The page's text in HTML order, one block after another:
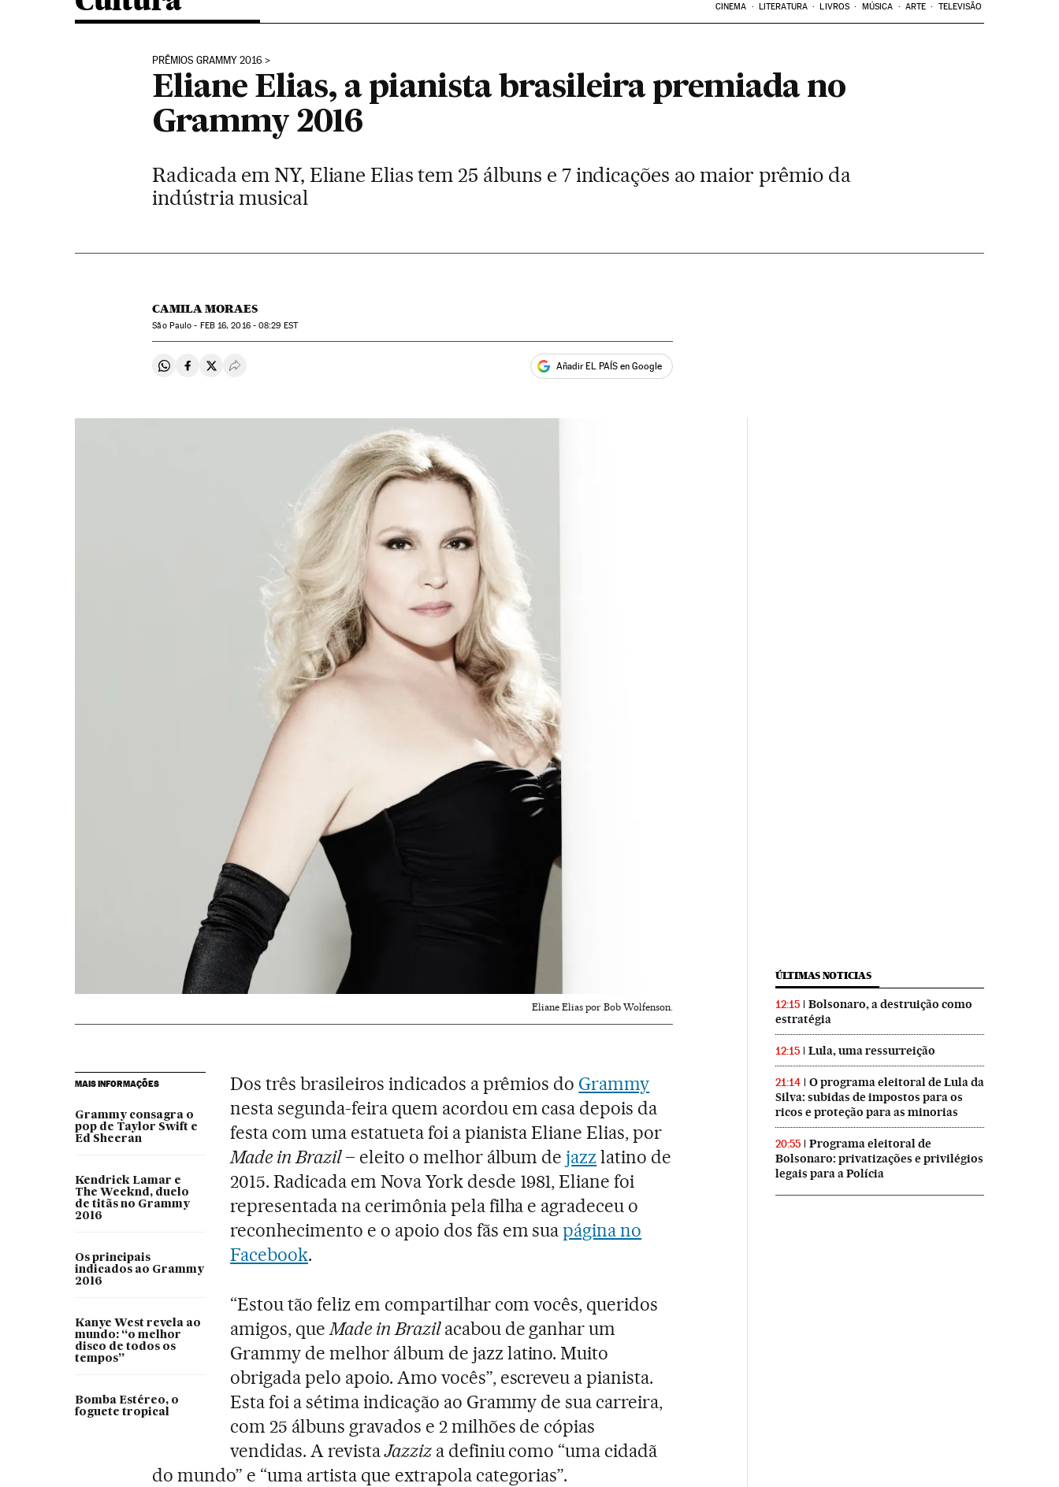
CINEMA LITERATURA LIVROS MÚSICA ARTE TELEVISÃO
PRÊMIOS GRAMMY 2016
Eliane Elias, a pianista brasileira premiada no
Grammy 2016
Radicada em NY, Eliane Elias tem 25 álbuns e 7 indicações ao maior prêmio da
indústria musical
CAMILA MORAES
São Paulo - FEB16, 2016 - 08:29 EST
Compartir en Whatsapp
Compartir en Facebook
Compartir en Twitter
Desplegar Redes Sociales Añadir EL PAÍS en Google
Eliane Elias por Bob Wolfenson.
MAIS INFORMAÇÕES
Grammy consagra o
pop de Taylor Swift e
Ed Sheeran
Kendrick Lamar e
The Weeknd, duelo
de titãs no Grammy
2016
Os principais
indicados ao Grammy
2016
Kanye West revela ao
mundo: “o melhor
disco de todos os
tempos”
Bomba Estéreo, o
foguete tropical
Dos três brasileiros indicados a prêmios do Grammy
nesta segunda-feira quem acordou em casa depois da
festa com uma estatueta foi a pianista Eliane Elias, por
Made in Brazil– eleito o melhor álbum dejazz latino de
2015. Radicada em Nova York desde 1981, Eliane foi
representada na cerimônia pela filha e agradeceu o
reconhecimento e o apoio dos fãs em suapágina no
Facebook.
“Estou tão feliz em compartilhar com vocês, queridos
amigos, queMade in Brazilacabou de ganhar um
Grammy de melhor álbum de jazz latino. Muito
obrigada pelo apoio. Amo vocês”, escreveu a pianista.
Esta foi a sétima indicação ao Grammy de sua carreira,
com 25 álbuns gravados e 2 milhões de cópias
vendidas. A revistaJazziza definiu como “uma cidadã
do mundo” e “uma artista que extrapola categorias”.
ÚLTIMAS NOTICIAS
12:15
Bolsonaro, a destruição como
estratégia
12:15 Lula, uma ressurreição
21:14
O programa eleitoral de Lula da
Silva: subidas de impostos para os
ricos e proteção para as minorias
20:55
Programa eleitoral de
Bolsonaro: privatizações e privilégios
legais para a Polícia